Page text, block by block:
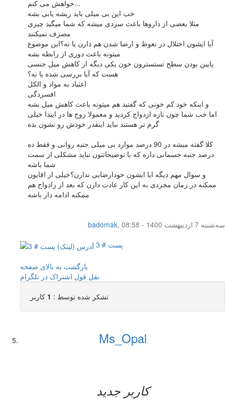
خواهش می کنم...
خب این بی میلی باید ریشه یابی بشه
مثلا بعضی از داروها باعث سردی میشه که شما میگید چیزی
مصرف نمیکنند
آیا ایشون اختلال در نعوظ و ارضا شدن هم دارن یا نه؟این موضوع
میتونه باعث دوری از رابطه بشه
پایین بودن سطح تستسترون خون یکی دیگه از کاهش میل جنسی
هست که آیا بررسی شده یا نه؟
اعتیاد به مواد و الکل
افسردگی
و اینکه خود کم خونی که گفتید هم میتونه باعث کاهش میل بشه
اما خب شما چون تازه ازدواج کردید و معمولا زوج ها در ایتدا خیلی
گرم تر هستند نباید اینقدر خودش رو نشون بده
کلا گفته میشه در 90 درصد موارد بی میلی جنبه روانی و فقط ده
درصد جنبه جسمانی داره که با توضیحاتتون نباید مشکلی از سمت
شما باشه
و سوال مهم دیگه ایا ایشون خودارضایی ندارن؟خیلی از اقایون
ممکنه در زمان مجردی به این کار عادت دارن که بعد از زادواج هم
ممکنه ادامه دار باشه
badomak,
سه‌شنبه 7 اردیبهشت 1400 - 08:58
پست # 3
بازگشت به بالای صفحه
نقل قول اشتراک در تلگرام
تشکر شده توسط : 1 کاربر
Ms_Opal
کاربر جدید